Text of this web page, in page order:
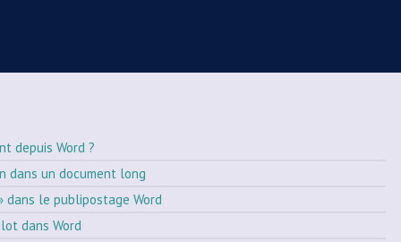
depuis Word ?
dans un document long
dans le publipostage Word
dans Word